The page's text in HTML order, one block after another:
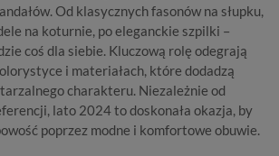
Od klasycznych fasonów na słupku,
na koturnie, po eleganckie szpilki –
coś dla siebie. Kluczową rolę odegrają
i materiałach, które dodadzą
charakteru. Niezależnie od
lato 2024 to doskonała okazja, by
poprzez modne i komfortowe obuwie.